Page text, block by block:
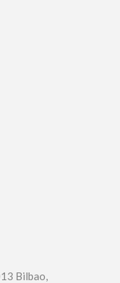
Bilbao,